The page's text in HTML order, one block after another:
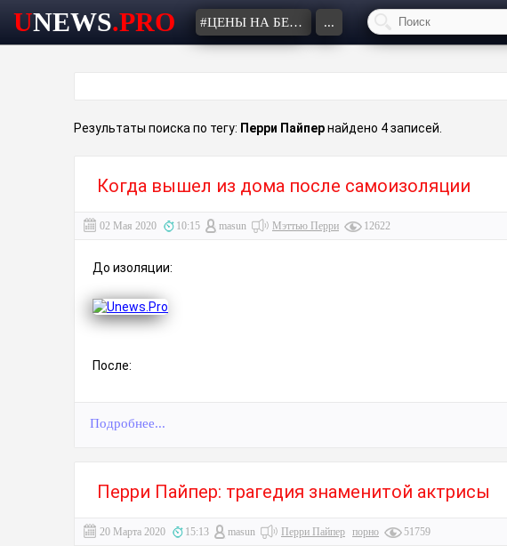
UNEWS.PRO #ЦЕНЫ НА БЕНЗИН ...
Результаты поиска по тегу: Перри Пайпернайдено 4 записей.
Когда вышел из дома после самоизоляции
02 Мая 2020 10:15 masun Мэттью Перри 12622
До изоляции:
После:
Подробнее...
Перри Пайпер: трагедия знаменитой актрисы
20 Марта 2020 15:13 masun Перри Пайпер порно 51759